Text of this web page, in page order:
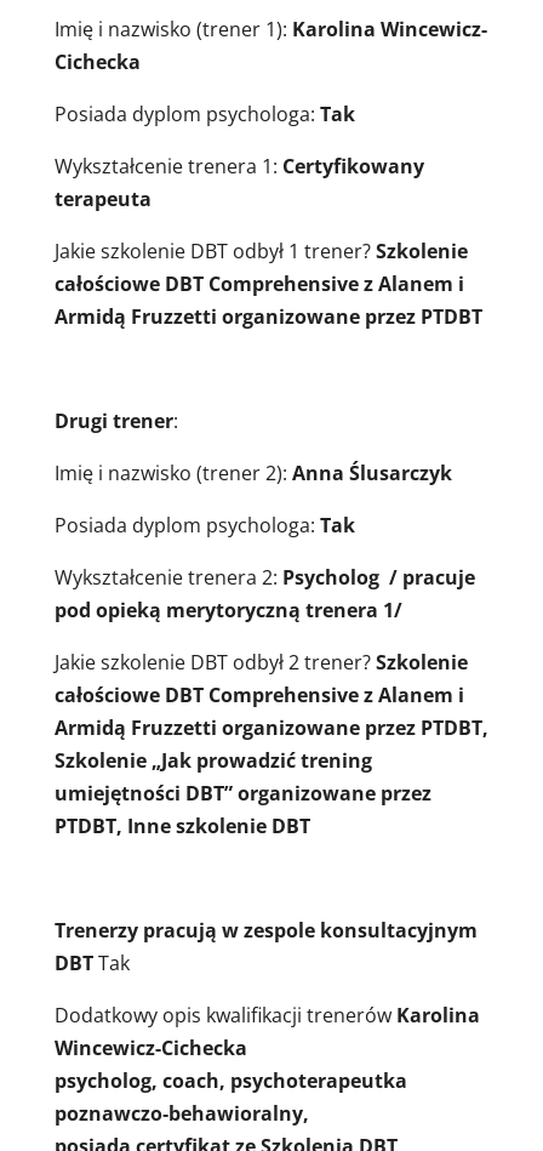
Imię i nazwisko (trener 1): Karolina Wincewicz-
Cichecka
Posiada dyplom psychologa: Tak
Wykształcenie trenera 1: Certyfikowany
terapeuta
Jakie szkolenie DBT odbył 1 trener?Szkolenie
całościowe DBT Comprehensive z Alanem i
Armidą Fruzzetti organizowane przez PTDBT
Drugi trener:
Imię i nazwisko (trener 2): Anna Ślusarczyk
Posiada dyplom psychologa: Tak
Wykształcenie trenera 2: Psycholog / pracuje
pod opieką merytoryczną trenera 1/
Jakie szkolenie DBT odbył 2 trener?Szkolenie
całościowe DBT Comprehensive z Alanem i
Armidą Fruzzetti organizowane przez PTDBT,
Szkolenie „Jak prowadzić trening
umiejętności DBT” organizowane przez
PTDBT, Inne szkolenie DBT
Trenerzy pracują w zespole konsultacyjnym
DBTTak
Dodatkowy opis kwalifikacji trenerów Karolina
Wincewicz-Cichecka
psycholog, coach, psychoterapeutka
poznawczo‐behawioralny,